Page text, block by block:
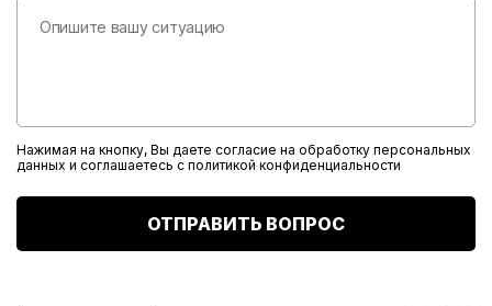
Нажимая на кнопку, Вы даете согласие на обработку персональных
данных и соглашаетесь с политикой конфиденциальности
ОТПРАВИТЬ ВОПРОС